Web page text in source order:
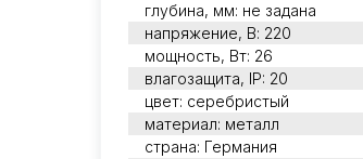
глубина, мм: не задана
напряжение, В: 220
мощность, Вт: 26
влагозащита, IP: 20
цвет: серебристый
материал: металл
страна: Германия